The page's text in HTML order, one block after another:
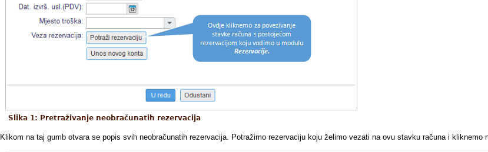
Slika 1: Pretraživanje neobračunatih rezervacija
Klikom na taj gumb otvara se popis svih neobračunatih rezervacija. Potražimo rezervaciju koju želimo vezati na ovu stavku računa i kliknemo